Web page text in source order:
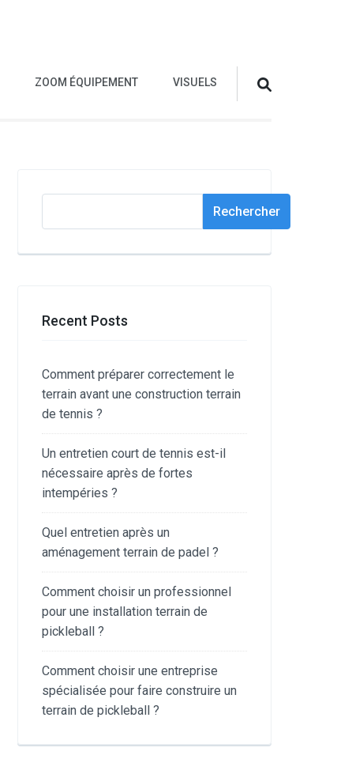
ZOOM ÉQUIPEMENT VISUELS
Rechercher
Recent Posts
Comment préparer correctement le
terrain avant une construction terrain
de tennis ?
Un entretien court de tennis est-il
nécessaire après de fortes
intempéries ?
Quel entretien après un
aménagement terrain de padel ?
Comment choisir un professionnel
pour une installation terrain de
pickleball ?
Comment choisir une entreprise
spécialisée pour faire construire un
terrain de pickleball ?